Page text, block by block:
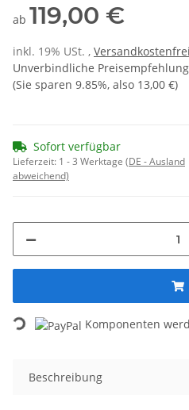
ab 119,00 €
inkl. 19% USt. ,
Unverbindliche
(Sie sparen 9.85%, also 13,00 €)
Sofort verfügbar
Lieferzeit: 1 - 3 Werktage (DE - Ausland
abweichend)
Loading... Komponenten
Beschreibung